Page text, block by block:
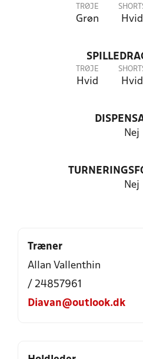
TRØJE
Grøn Hvid
TRØJE
Hvid Hvid
Nej
Nej
Træner
Allan Vallenthin
/ 24857961
Diavan@outlook.dk